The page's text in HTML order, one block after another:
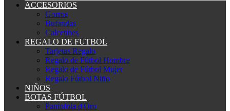
ACCESORIOS
Gorros
Bufandas
Calcetines
REGALO DE FUTBOL
Tarjetas Regalo
Regalo de Fútbol Hombre
Regalo de Fútbol Mujer
Regalo Fútbol Niño
NIÑOS
BOTAS FÚTBOL
Pantofola d'Oro